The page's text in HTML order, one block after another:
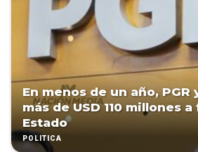
En menos de un año,
más de USD 110 millones
Estado
POLÍTICA